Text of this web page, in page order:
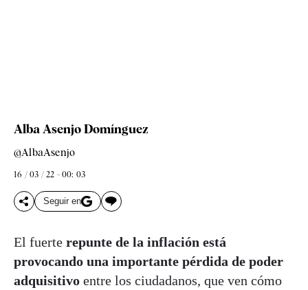
Alba Asenjo Domínguez
@AlbaAsenjo
16 / 03 / 22 - 00: 03
Seguir en
El fuerte repunte de la inflación está
provocando una importante pérdida de poder
adquisitivo entre los ciudadanos, que ven cómo